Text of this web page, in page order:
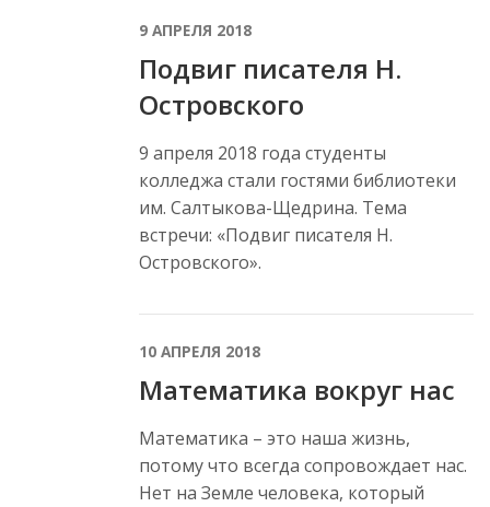
9 АПРЕЛЯ 2018
Подвиг писателя Н.
Островского
9 апреля 2018 года студенты
колледжа стали гостями библиотеки
им. Салтыкова-Щедрина. Тема
встречи: «Подвиг писателя Н.
Островского».
10 АПРЕЛЯ 2018
Математика вокруг нас
Математика – это наша жизнь,
потому что всегда сопровождает нас.
Нет на Земле человека, который